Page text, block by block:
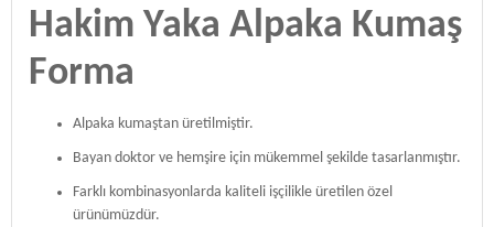
Hakim Yaka Alpaka Kumaş
Forma
Alpaka kumaştan üretilmiştir.
Bayan doktor ve hemşire için mükemmel şekilde tasarlanmıştır.
Farklı kombinasyonlarda kaliteli işçilikle üretilen özel
ürünümüzdür.